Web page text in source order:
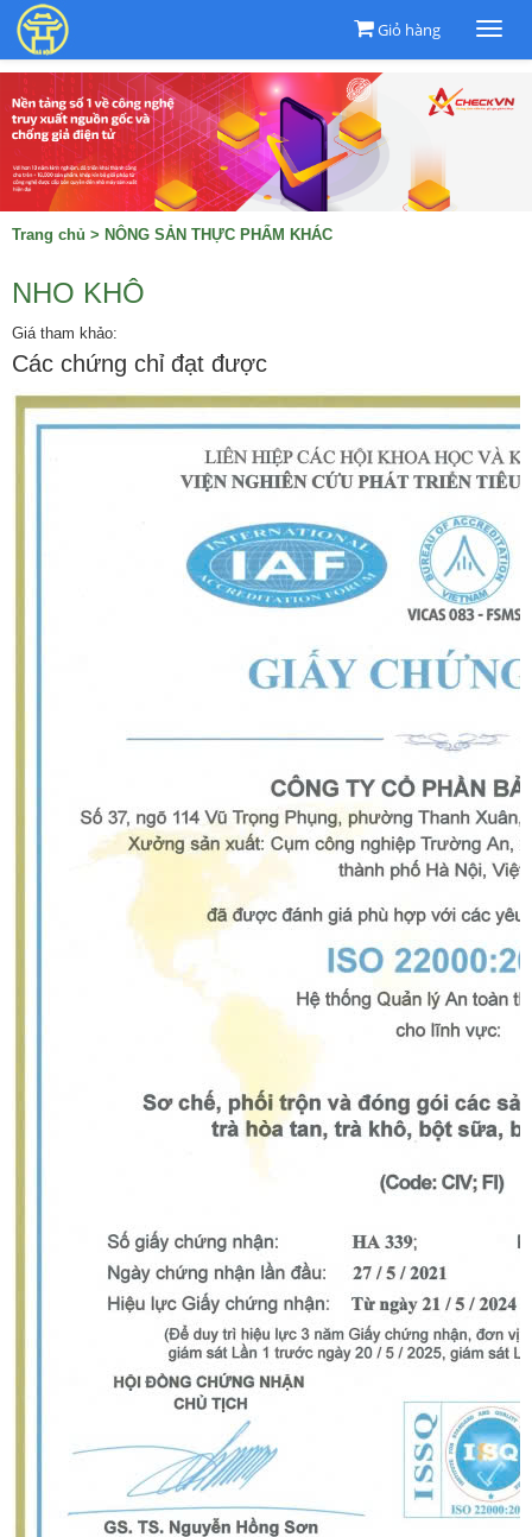
Giỏ hàng
Trang chủ > NÔNG SẢN THỰC PHẨM KHÁC
NHO KHÔ
Giá tham khảo:
Các chứng chỉ đạt được